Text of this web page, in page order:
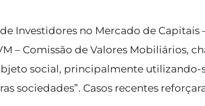
Investidores no Mercado de Capitais –
– Comissão de Valores Mobiliários,
social, principalmente utilizando-
sociedades”. Casos recentes